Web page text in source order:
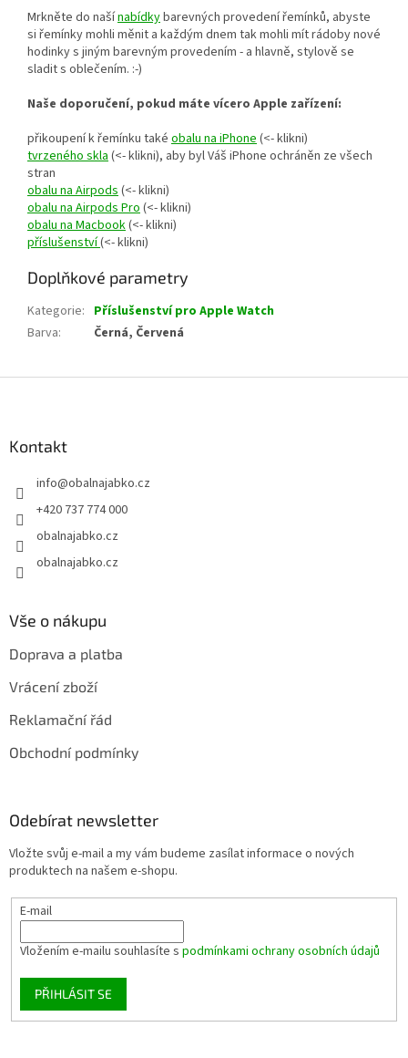
Mrkněte do našínabídkybarevných provedení řemínků, abyste
si řemínky mohli měnit a každým dnem tak mohli mít rádoby nové
hodinky s jiným barevným provedením - a hlavně, stylově se
sladit s oblečením. :-)
Naše doporučení, pokud máte vícero Apple zařízení:
přikoupení k řemínku také obalu na iPhone(<- klikni)
tvrzeného skla(<- klikni), aby byl Váš iPhone ochráněn ze všech
stran
obalu na Airpods(<- klikni)
obalu na Airpods Pro(<- klikni)
obalu na Macbook(<- klikni)
příslušenství(<- klikni)
Doplňkové parametry
Kategorie: Příslušenství pro Apple Watch
Barva: Černá, Červená
Kontakt
info@obalnajabko.cz
+420 737 774 000
obalnajabko.cz
obalnajabko.cz
Vše o nákupu
Doprava a platba
Vrácení zboží
Reklamační řád
Obchodní podmínky
Odebírat newsletter
Vložte svůj e-mail a my vám budeme zasílat informace o nových
produktech na našem e-shopu.
E-mail
Vložením e-mailu souhlasíte s podmínkami ochrany osobních údajů
PŘIHLÁSIT SE